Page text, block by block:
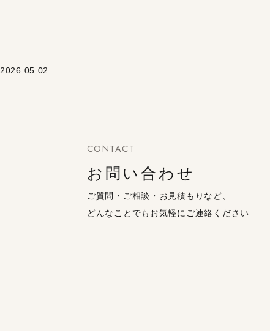
2026.05.02
CONTACT
お問い合わせ
ご質問・ご相談・お見積もりなど、
どんなことでもお気軽にご連絡ください